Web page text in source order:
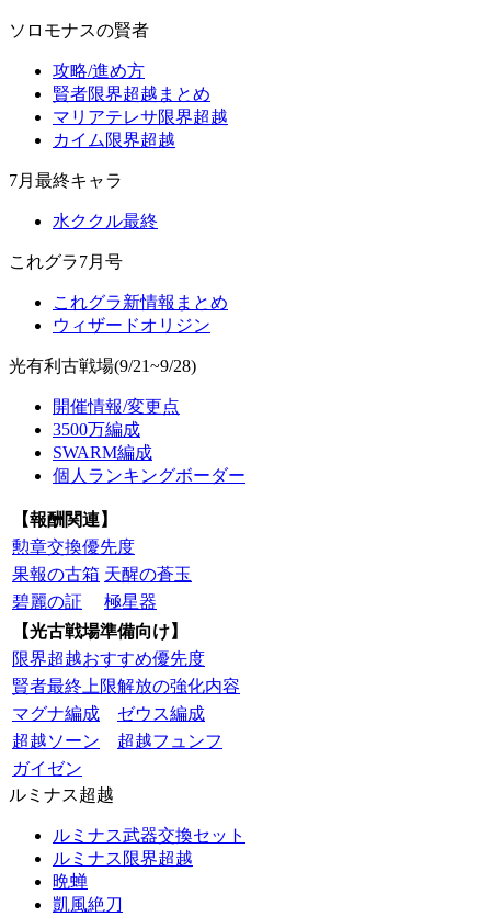
ソロモナスの賢者
攻略/進め方
賢者限界超越まとめ
マリアテレサ限界超越
カイム限界超越
7月最終キャラ
水ククル最終
これグラ7月号
これグラ新情報まとめ
ウィザードオリジン
光有利古戦場(9/21~9/28)
開催情報/変更点
3500万編成
SWARM編成
個人ランキングボーダー
【報酬関連】
勲章交換優先度
果報の古箱 天醒の蒼玉
碧麗の証
極星器
【光古戦場準備向け】
限界超越おすすめ優先度
賢者最終上限解放の強化内容
マグナ編成
ゼウス編成
超越ソーン
超越フュンフ
ガイゼン
ルミナス超越
ルミナス武器交換セット
ルミナス限界超越
晩蝉
凱風絶刀